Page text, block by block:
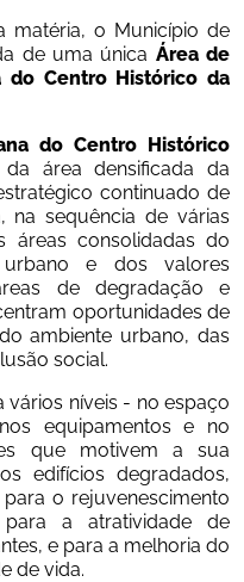
matéria, o Município de
de uma única Área de
do Centro Histórico da
área densificada da
continuado de
na sequência de várias
áreas consolidadas do
e dos valores
de degradação e
oportunidades de
ambiente urbano, das
social.
níveis - no espaço
equipamentos e no
que motivem a sua
edifícios degradados,
o rejuvenescimento
para a atratividade de
e para a melhoria do
de vida.